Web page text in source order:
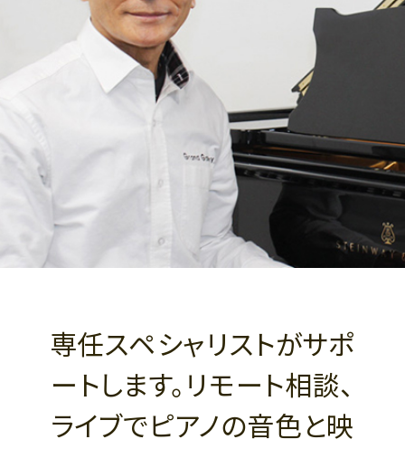
専任スペシャリストがサポ
ートします。リモート相談、
ライブでピアノの音色と映